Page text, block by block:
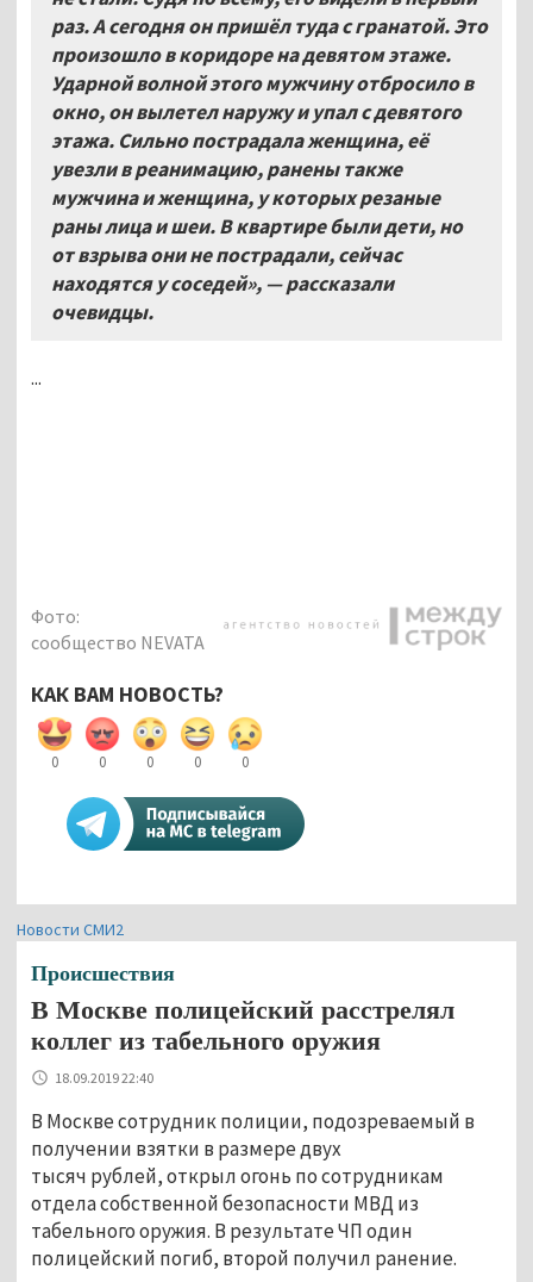
раз. А сегодня он пришёл туда с гранатой. Это
произошло в коридоре на девятом этаже.
Ударной волной этого мужчину отбросило в
окно, он вылетел наружу и упал с девятого
этажа. Сильно пострадала женщина, её
увезли в реанимацию, ранены также
мужчина и женщина, у которых резаные
раны лица и шеи. В квартире были дети, но
от взрыва они не пострадали, сейчас
находятся у соседей», — рассказали
очевидцы.
...
Фото:
сообщество NEVATA
КАК ВАМ НОВОСТЬ?
0 0 0 0 0
Новости СМИ2
Происшествия
В Москве полицейский расстрелял
коллег из табельного оружия
18.09.2019 22:40
В Москве сотрудник полиции, подозреваемый в
получении взятки в размере двух
тысяч рублей, открыл огонь по сотрудникам
отдела собственной безопасности МВД из
табельного оружия. В результате ЧП один
полицейский погиб, второй получил ранение.